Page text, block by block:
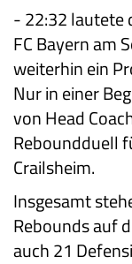
-22:32 lautete
FC Bayern am
weiterhin ein
Nur in einer
von Head
Reboundduell
Crailsheim.
Insgesamt
Rebounds auf
auch 21